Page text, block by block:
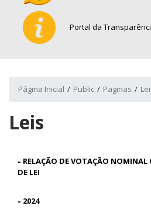
Portal da
Página Inicial Public Paginas
Leis
- RELAÇÃO DE VOTAÇÃO NOMINAL
DE LEI
- 2024